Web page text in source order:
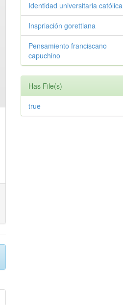
Identidad universitaria católica
Inspriación gorettiana
Pensamiento franciscano
capuchino
Has File(s)
true